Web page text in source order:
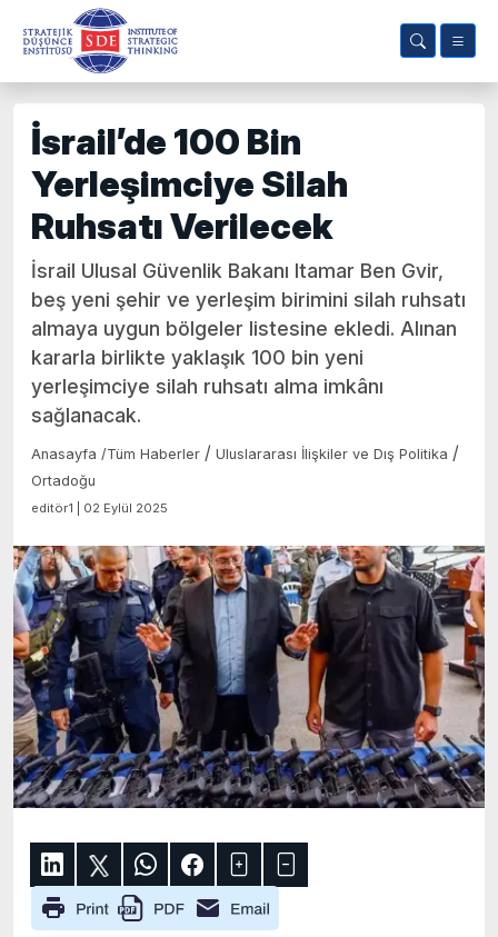
İsrail’de 100 Bin
Yerleşimciye Silah
Ruhsatı Verilecek
İsrail Ulusal Güvenlik Bakanı Itamar Ben Gvir,
beş yeni şehir ve yerleşim birimini silah ruhsatı
almaya uygun bölgeler listesine ekledi. Alınan
kararla birlikte yaklaşık 100 bin yeni
yerleşimciye silah ruhsatı alma imkânı
sağlanacak.
Anasayfa /Tüm Haberler / Uluslararası İlişkiler ve Dış Politika /
Ortadoğu
editör1 | 02 Eylül 2025